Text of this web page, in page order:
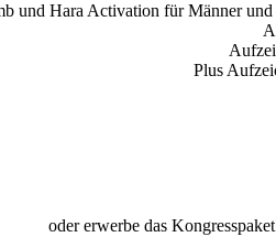
und Hara Activation für Männer
Plus
oder erwerbe das